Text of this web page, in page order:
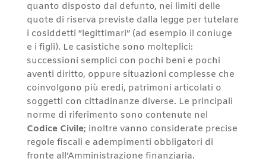
quanto disposto dal defunto, nei limiti delle
quote di riserva previste dalla legge per tutelare
i cosiddetti “legittimari” (ad esempio il coniuge
e i figli). Le casistiche sono molteplici:
successioni semplici con pochi beni e pochi
aventi diritto, oppure situazioni complesse che
coinvolgono più eredi, patrimoni articolati o
soggetti con cittadinanze diverse. Le principali
norme di riferimento sono contenute nel
Codice Civile; inoltre vanno considerate precise
regole fiscali e adempimenti obbligatori di
fronte all’Amministrazione finanziaria.